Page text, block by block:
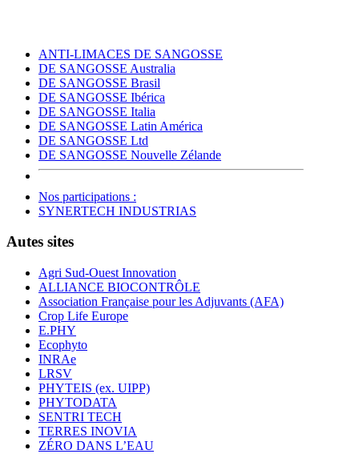
ANTI-LIMACES DE SANGOSSE
DE SANGOSSE Australia
DE SANGOSSE Brasil
DE SANGOSSE Ibérica
DE SANGOSSE Italia
DE SANGOSSE Latin América
DE SANGOSSE Ltd
DE SANGOSSE Nouvelle Zélande
Nos participations :
SYNERTECH INDUSTRIAS
Autes sites
Agri Sud-Ouest Innovation
ALLIANCE BIOCONTRÔLE
Association Française pour les Adjuvants (AFA)
Crop Life Europe
E.PHY
Ecophyto
INRAe
LRSV
PHYTEIS (ex. UIPP)
PHYTODATA
SENTRI TECH
TERRES INOVIA
ZÉRO DANS L’EAU